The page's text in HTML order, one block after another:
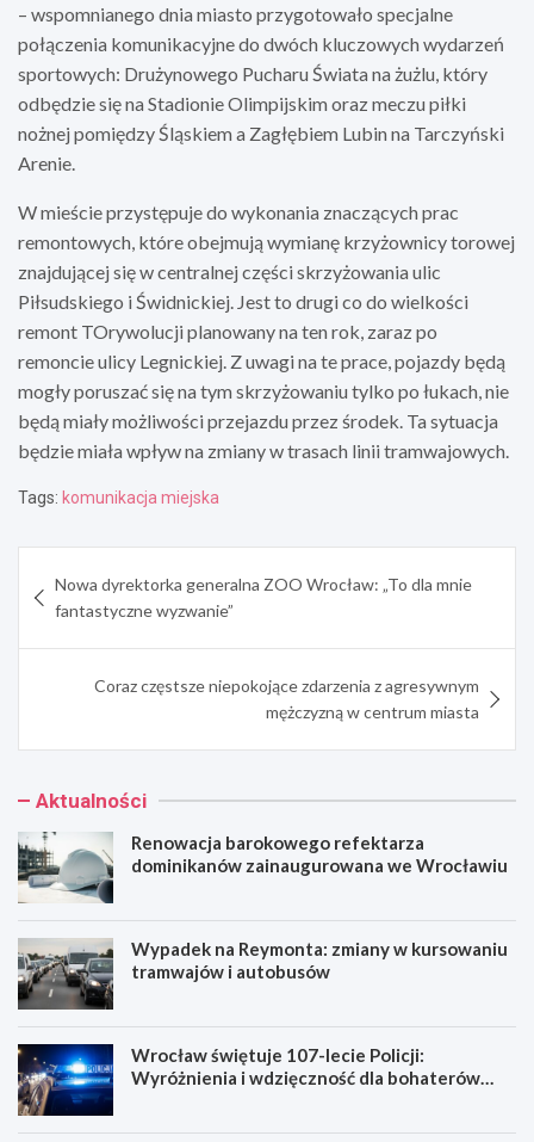
– wspomnianego dnia miasto przygotowało specjalne
połączenia komunikacyjne do dwóch kluczowych wydarzeń
sportowych: Drużynowego Pucharu Świata na żużlu, który
odbędzie się na Stadionie Olimpijskim oraz meczu piłki
nożnej pomiędzy Śląskiem a Zagłębiem Lubin na Tarczyński
Arenie.
W mieście przystępuje do wykonania znaczących prac
remontowych, które obejmują wymianę krzyżownicy torowej
znajdującej się w centralnej części skrzyżowania ulic
Piłsudskiego i Świdnickiej. Jest to drugi co do wielkości
remont TOrywolucji planowany na ten rok, zaraz po
remoncie ulicy Legnickiej. Z uwagi na te prace, pojazdy będą
mogły poruszać się na tym skrzyżowaniu tylko po łukach, nie
będą miały możliwości przejazdu przez środek. Ta sytuacja
będzie miała wpływ na zmiany w trasach linii tramwajowych.
Tags: komunikacja miejska
wpisu
Nowa dyrektorka generalna ZOO Wrocław: „To dla mnie
fantastyczne wyzwanie”
Coraz częstsze niepokojące zdarzenia z agresywnym
mężczyzną w centrum miasta
Aktualności
Renowacja barokowego refektarza
dominikanów zainaugurowana we Wrocławiu
Wypadek na Reymonta: zmiany w kursowaniu
tramwajów i autobusów
Wrocław świętuje 107-lecie Policji:
Wyróżnienia i wdzięczność dla bohaterów